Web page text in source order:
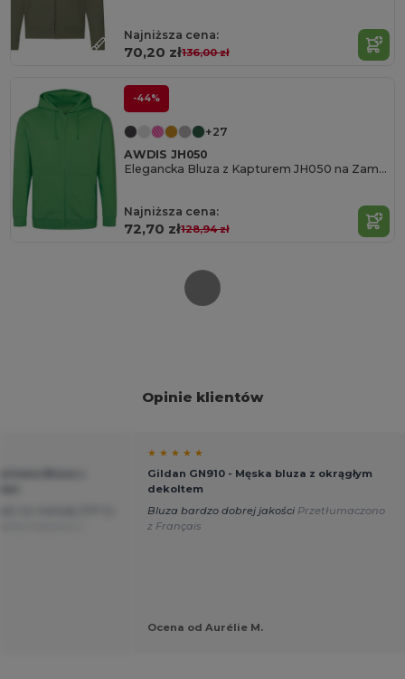
Najniższa cena:
70,20 zł136,00 zł
-44%
+27
AWDIS JH050
Elegancka Bluza z Kapturem JH050 na Zamek
Najniższa cena:
72,70 zł128,94 zł
Opinie klientów
★ ★ ★ ★ ★
Gildan GN910 - Męska bluza z okrągłym
dekoltem
Bluza bardzo dobrej jakości Przetłumaczono
z Français
Ocena od Aurélie M.